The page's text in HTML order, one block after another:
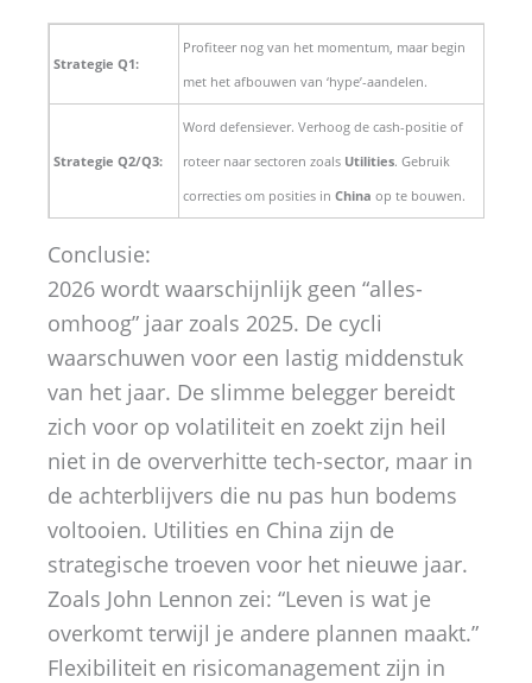
Strategie Q1:
Profiteer nog van het momentum, maar begin
met het afbouwen van ‘hype’-aandelen.
Strategie Q2/Q3:
Word defensiever. Verhoog de cash-positie of
roteer naar sectoren zoals Utilities. Gebruik
correcties om posities in China op te bouwen.
Conclusie:
2026 wordt waarschijnlijk geen “alles-
omhoog” jaar zoals 2025. De cycli
waarschuwen voor een lastig middenstuk
van het jaar. De slimme belegger bereidt
zich voor op volatiliteit en zoekt zijn heil
niet in de oververhitte tech-sector, maar in
de achterblijvers die nu pas hun bodems
voltooien. Utilities en China zijn de
strategische troeven voor het nieuwe jaar.
Zoals John Lennon zei: “Leven is wat je
overkomt terwijl je andere plannen maakt.”
Flexibiliteit en risicomanagement zijn in